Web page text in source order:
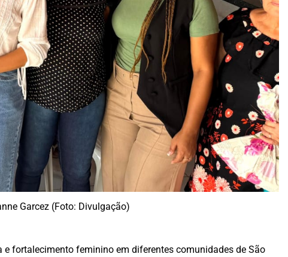
Garcez (Foto: Divulgação)
fortalecimento feminino em diferentes comunidades de São